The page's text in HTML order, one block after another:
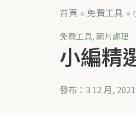
首頁 » 免費工具 »
免費工具, 圖片處理
小編精
發布：3 12 月, 2021